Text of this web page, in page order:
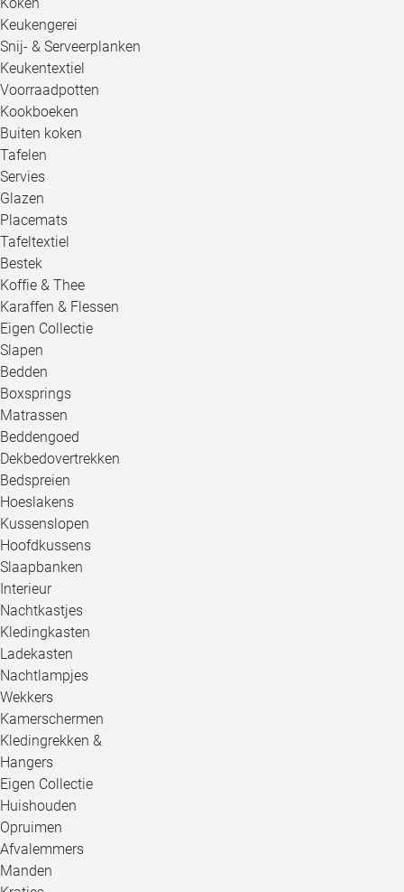
Keukengerei
Snij- & Serveerplanken
Keukentextiel
Voorraadpotten
Kookboeken
Buiten koken
Tafelen
Servies
Glazen
Placemats
Tafeltextiel
Bestek
Koffie & Thee
Karaffen & Flessen
Eigen Collectie
Slapen
Bedden
Boxsprings
Matrassen
Beddengoed
Dekbedovertrekken
Bedspreien
Hoeslakens
Kussenslopen
Hoofdkussens
Slaapbanken
Interieur
Nachtkastjes
Kledingkasten
Ladekasten
Nachtlampjes
Wekkers
Kamerschermen
Kledingrekken &
Hangers
Eigen Collectie
Huishouden
Opruimen
Afvalemmers
Manden